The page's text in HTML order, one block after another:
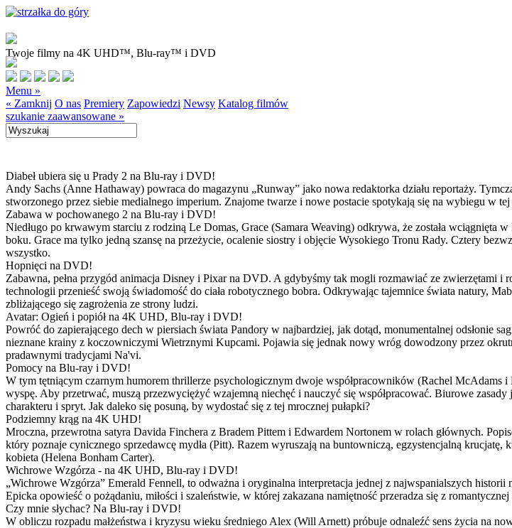
Twoje filmy na 4K UHD™, Blu-ray™ i DVD
Menu »
« Zamknij O nas Premiery Zapowiedzi Newsy Katalog filmów
szukanie zaawansowane »
Diabeł ubiera się u Prady 2 na Blu-ray i DVD!
Andy Sachs (Anne Hathaway) powraca do magazynu „Runway” jako nowa redaktorka działu reportaży.
stworzonego przez siebie medialnego imperium. Znajome twarze i nowe postacie spotykają się na wybiegu w
Zabawa w pochowanego 2 na Blu-ray i DVD!
Niedługo po krwawym starciu z rodziną Le Domas, Grace (Samara Weaving) odkrywa, że została
boku. Grace ma tylko jedną szansę na przeżycie, ocalenie siostry i objęcie Wysokiego Tronu Rady. Cztery
wszystko.
Hopnięci na DVD!
Zabawna, pełna przygód animacja Disney i Pixar na DVD. A gdybyśmy tak mogli rozmawiać ze zwierzętami
technologii przenieść swoją świadomość do ciała robotycznego bobra. Odkrywając tajemnice świata natury,
zbliżającego się zagrożenia ze strony ludzi.
Avatar: Ogień i popiół na 4K UHD, Blu-ray i DVD!
Powróć do zapierającego dech w piersiach świata Pandory w najbardziej, jak dotąd, monumentalnej odsłonie
nieznane krainy z koczowniczymi Wietrznymi Kupcami. Pojawia się jednak nowy wróg dowodzony przez
pradawnymi tradycjami Na'vi.
Pomocy na Blu-ray i DVD!
W tym tętniącym czarnym humorem thrillerze psychologicznym dwoje współpracowników (Rachel
wyspę. Aby przetrwać, muszą przezwyciężyć wzajemną niechęć i nauczyć się współpracować. Biurowe
charakteru i spryt. Jak daleko się posuną, by wydostać się z tej mrocznej pułapki?
Podziemny krąg na 4K UHD!
Mroczna, przewrotna satyra Davida Finchera z Bradem Pittem i Edwardem Nortonem w rolach głównych.
który poznaje cynicznego sprzedawcę mydła (Pitt). Razem wyruszają na buntowniczą, egzystencjalną
kobieta (Helena Bonham Carter).
Wichrowe Wzgórza - na 4K UHD, Blu-ray i DVD!
„Wichrowe Wzgórza” Emerald Fennell, to odważna i oryginalna interpretacja jednej z najwspanialszych
Epicka opowieść o pożądaniu, miłości i szaleństwie, w której zakazana namiętność przeradza się z
Czy mnie słychac? Na Blu-ray i DVD!
W obliczu rozpadu małżeństwa i kryzysu wieku średniego Alex (Will Arnett) próbuje odnaleźć sens życia na